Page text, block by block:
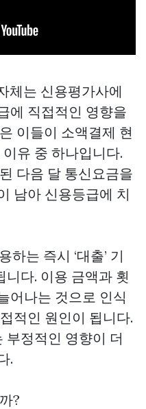
체는 신용평가사에
에 직접적인 영향을
이들이 소액결제 현
유 중 하나입니다.
다음 달 통신요금을
남아 신용등급에 치
는 즉시 ‘대출’ 기
다. 이용 금액과 횟
어나는 것으로 인식
적인 원인이 됩니다.
부정적인 영향이 더
.
?